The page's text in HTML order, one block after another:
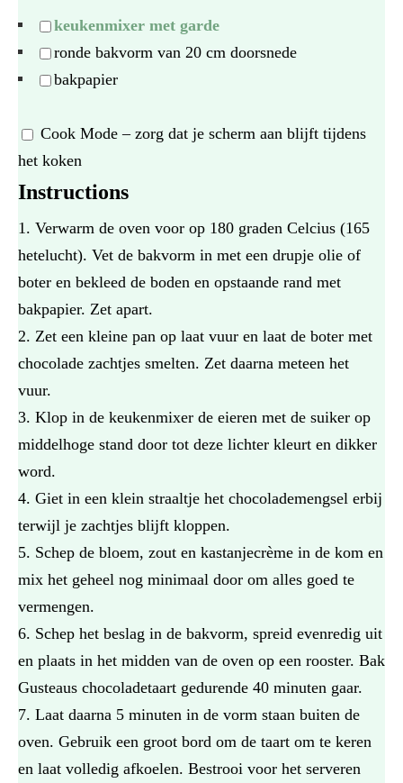
keukenmixer met garde
ronde bakvorm van 20 cm doorsnede
bakpapier
Cook Mode – zorg dat je scherm aan blijft tijdens
het koken
Instructions
Verwarm de oven voor op 180 graden Celcius (165
hetelucht). Vet de bakvorm in met een drupje olie of
boter en bekleed de boden en opstaande rand met
bakpapier. Zet apart.
Zet een kleine pan op laat vuur en laat de boter met
chocolade zachtjes smelten. Zet daarna meteen het
vuur.
Klop in de keukenmixer de eieren met de suiker op
middelhoge stand door tot deze lichter kleurt en dikker
word.
Giet in een klein straaltje het chocolademengsel erbij
terwijl je zachtjes blijft kloppen.
Schep de bloem, zout en kastanjecrème in de kom en
mix het geheel nog minimaal door om alles goed te
vermengen.
Schep het beslag in de bakvorm, spreid evenredig uit
en plaats in het midden van de oven op een rooster. Bak
Gusteaus chocoladetaart gedurende 40 minuten gaar.
Laat daarna 5 minuten in de vorm staan buiten de
oven. Gebruik een groot bord om de taart om te keren
en laat volledig afkoelen. Bestrooi voor het serveren